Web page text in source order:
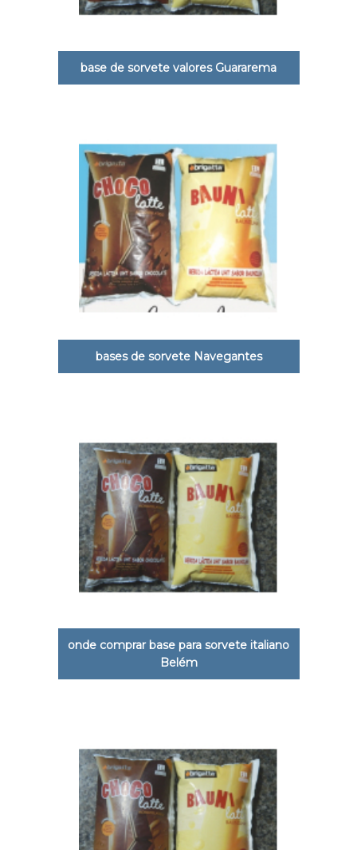
base de sorvete valores Guararema
bases de sorvete Navegantes
onde comprar base para sorvete italiano
Belém